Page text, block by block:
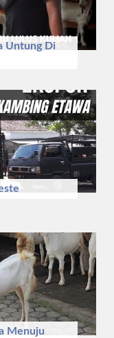
Untung Di
Menuju